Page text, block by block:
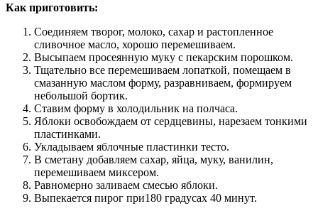
Как приготовить:
Соединяем творог, молоко, сахар и растопленное
сливочное масло, хорошо перемешиваем.
Высыпаем просеянную муку с пекарским порошком.
Тщательно все перемешиваем лопаткой, помещаем в
смазанную маслом форму, разравниваем, формируем
небольшой бортик.
Ставим форму в холодильник на полчаса.
Яблоки освобождаем от сердцевины, нарезаем тонкими
пластинками.
Укладываем яблочные пластинки тесто.
В сметану добавляем сахар, яйца, муку, ванилин,
перемешиваем миксером.
Равномерно заливаем смесью яблоки.
Выпекается пирог при180 градусах 40 минут.